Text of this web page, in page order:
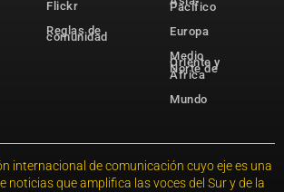
Flickr
Reglas de
comunidad
Pacífico
Europa
Medio
Oriente y
Norte de
África
Mundo
internacional de comunicación cuyo eje es una
noticias que amplifica las voces del Sur y de la